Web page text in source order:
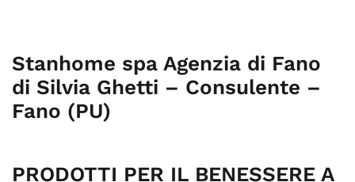
Stanhome spa Agenzia di Fano
di Silvia Ghetti – Consulente –
Fano (PU)
PRODOTTI PER IL BENESSERE A